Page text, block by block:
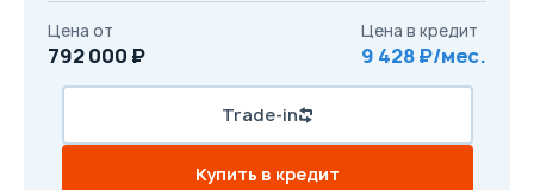
Цена от
792 000 ₽
Цена в кредит
9 428 ₽/мес.
Trade-in
Купить в кредит